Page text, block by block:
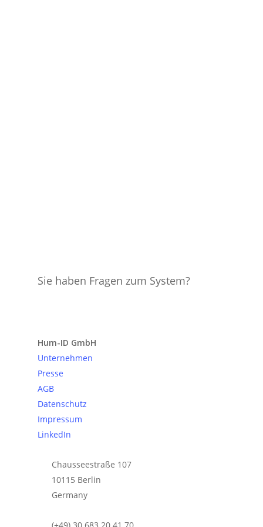
Sie haben Fragen zum System?
Hum-ID GmbH
Unternehmen
Presse
AGB
Datenschutz
Impressum
LinkedIn
Chausseestraße 107
10115 Berlin
Germany